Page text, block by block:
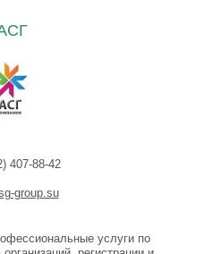
407-88-42
group.su
услуги по